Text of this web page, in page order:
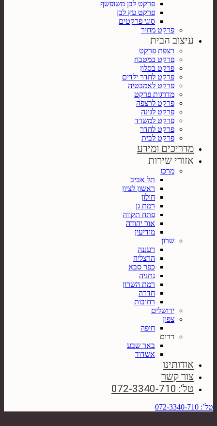
פרקט לבן משופשף
פרקט עץ לבן
סוגי פרקטים
פרקט מחיר
עיצוב הבית
רצפת פרקט
פרקט במטבח
פרקט בסלון
פרקט לחדר ילדים
פרקט לאמבטיה
מדרגות פרקט
פרקט לרצפה
פרקט לגינה
פרקט למשרד
פרקט לחדר
פרקט לבית
מדריכים ומידע
אזורי שירות
מרכז
תל אביב
ראשון לציון
חולון
רמת גן
פתח תקווה
אור יהודה
מודיעין
שרון
רעננה
הרצליה
כפר סבא
נתניה
רמת השרון
חדרה
רחובות
ירושלים
צפון
חיפה
דרום
באר שבע
אשדוד
אודותינו
צור קשר
טל': 072-3340-710
טל’: 072-3340-710